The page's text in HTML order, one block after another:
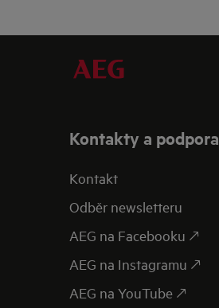
Kontakty a podpora
Kontakt
Odběr newsletteru
AEG na Facebooku 🡕
AEG na Instagramu 🡕
AEG na YouTube 🡕